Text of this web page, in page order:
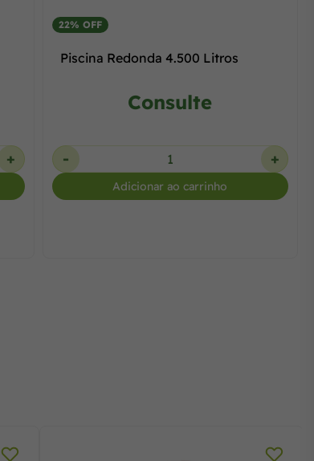
+
22% OFF
Piscina Redonda 4.500 Litros
Consulte
- +
Adicionar ao carrinho